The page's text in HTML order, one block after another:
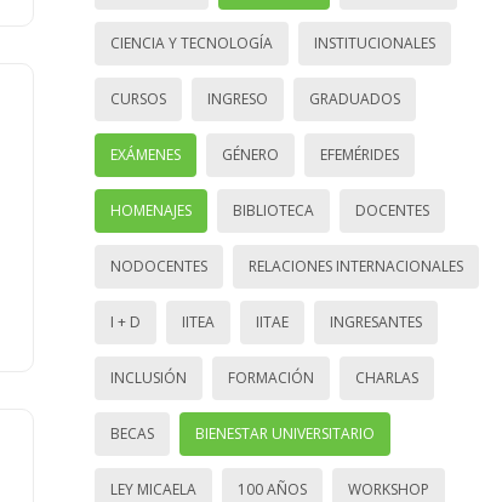
CIENCIA Y TECNOLOGÍA INSTITUCIONALES
CURSOS INGRESO GRADUADOS
EXÁMENES GÉNERO EFEMÉRIDES
HOMENAJES BIBLIOTECA DOCENTES
NODOCENTES RELACIONES INTERNACIONALES
I + D IITEA IITAE INGRESANTES
INCLUSIÓN FORMACIÓN CHARLAS
BECAS BIENESTAR UNIVERSITARIO
LEY MICAELA 100 AÑOS WORKSHOP